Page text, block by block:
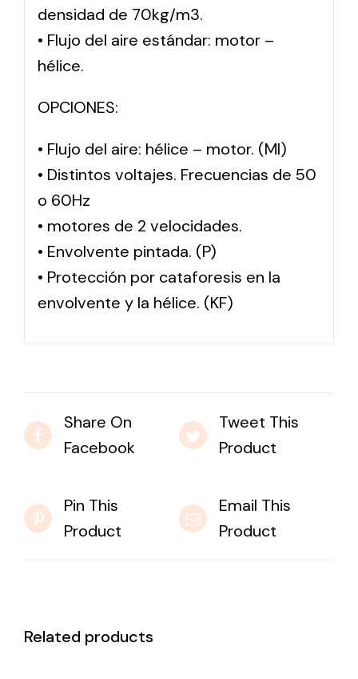
densidad de 70kg/m3.
• Flujo del aire estándar: motor –
hélice.
OPCIONES:
• Flujo del aire: hélice – motor. (MI)
• Distintos voltajes. Frecuencias de 50
o 60Hz
• motores de 2 velocidades.
• Envolvente pintada. (P)
• Protección por cataforesis en la
envolvente y la hélice. (KF)
Share On
Facebook
Tweet This
Product
Pin This
Product
Email This
Product
Related products